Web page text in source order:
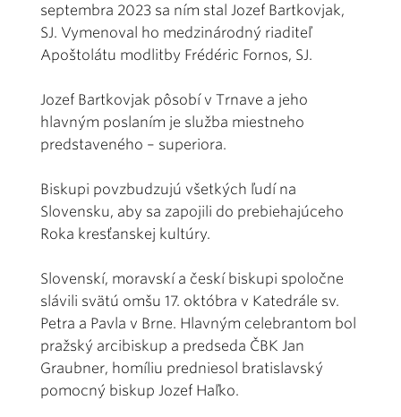
septembra 2023 sa ním stal Jozef Bartkovjak,
SJ. Vymenoval ho medzinárodný riaditeľ
Apoštolátu modlitby Frédéric Fornos, SJ.
Jozef Bartkovjak pôsobí v Trnave a jeho
hlavným poslaním je služba miestneho
predstaveného – superiora.
Biskupi povzbudzujú všetkých ľudí na
Slovensku, aby sa zapojili do prebiehajúceho
Roka kresťanskej kultúry.
Slovenskí, moravskí a českí biskupi spoločne
slávili svätú omšu 17. októbra v Katedrále sv.
Petra a Pavla v Brne. Hlavným celebrantom bol
pražský arcibiskup a predseda ČBK Jan
Graubner, homíliu predniesol bratislavský
pomocný biskup Jozef Haľko.